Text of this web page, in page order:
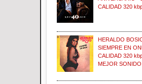
CALIDAD 320
HERALDO
SIEMPRE EN
CALIDAD 320
MEJOR SONIDO